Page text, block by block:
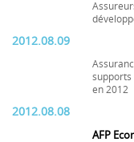
2012.08.09
supports
en 2012
2012.08.08
AFP